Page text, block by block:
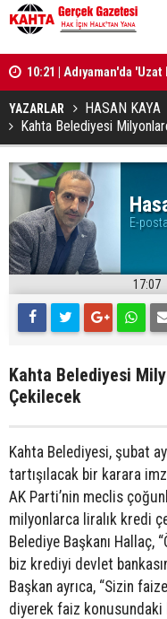
10:21 | Adıyaman'da
gerçekleştirildi
YAZARLAR
HASAN KAYA
Kahta Belediyesi
E-
17:07
Kahta Belediyesi
Çekilecek
Kahta Belediyesi, şubat
tartışılacak bir karara
AK Parti’nin meclis
milyonlarca liralık kredi
Belediye Başkanı Hallaç,
biz krediyi devlet
Başkan ayrıca, “Sizin
diyerek faiz